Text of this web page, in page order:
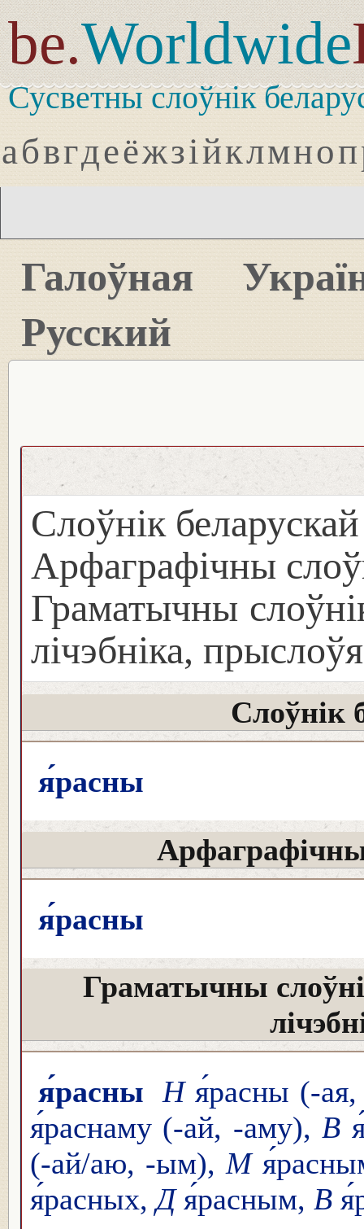
be.Worldwide
Сусветны слоўнік
абвгдеёжзійклмноп
Галоўная
Русский
Слоўнік
Арфаграфічны
Граматычны
лічэбніка, прыслоўя
Слоўнік
я́расны
я́расны
Граматычны
я́расны Ня́расны (-
я́раснаму (-ай, -аму), В
(-ай/аю, -ым), М
я́расных,Дя́расным, В